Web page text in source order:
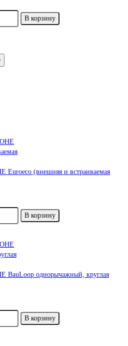
В корзину
Euroeco (внешняя и встраиваемая
В корзину
BauLoop однорычажный, круглая
В корзину